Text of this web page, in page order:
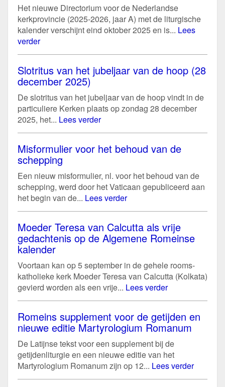
Het nieuwe Directorium voor de Nederlandse
kerkprovincie (2025-2026, jaar A) met de liturgische
kalender verschijnt eind oktober 2025 en is... Lees
verder
Slotritus van het jubeljaar van de hoop (28
december 2025)
De slotritus van het jubeljaar van de hoop vindt in de
particuliere Kerken plaats op zondag 28 december
2025, het... Lees verder
Misformulier voor het behoud van de
schepping
Een nieuw misformulier, nl. voor het behoud van de
schepping, werd door het Vaticaan gepubliceerd aan
het begin van de... Lees verder
Moeder Teresa van Calcutta als vrije
gedachtenis op de Algemene Romeinse
kalender
Voortaan kan op 5 september in de gehele rooms-
katholieke kerk Moeder Teresa van Calcutta (Kolkata)
gevierd worden als een vrije... Lees verder
Romeins supplement voor de getijden en
nieuwe editie Martyrologium Romanum
De Latijnse tekst voor een supplement bij de
getijdenliturgie en een nieuwe editie van het
Martyrologium Romanum zijn op 12... Lees verder